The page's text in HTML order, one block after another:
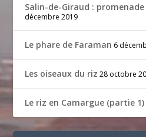
Salin-de-Giraud :
décembre 2019
Le phare de Faraman 6
Les oiseaux du riz 28 octobre
Le riz en Camargue (partie 1)